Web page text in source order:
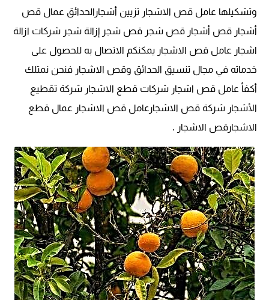
وتشكيلها عامل قص الاشجار تزيين أشجارالحدائق عمال قص
أشجار قص أشجار قص شجر قص شجر إزالة شجر شركات ازالة
اشجار عامل قص الاشجار يمكنكم الاتصال به للحصول على
خدماته في مجال تنسيق الحدائق وقص الاشجار فنحن نمتلك
أكفأ عامل قص اشجار شركات قطع الاشجار شركة تقطيع
الأشجار شركة قص الاشجارعامل قص الاشجار عمال قطع
الاشجارقص الاشجار .